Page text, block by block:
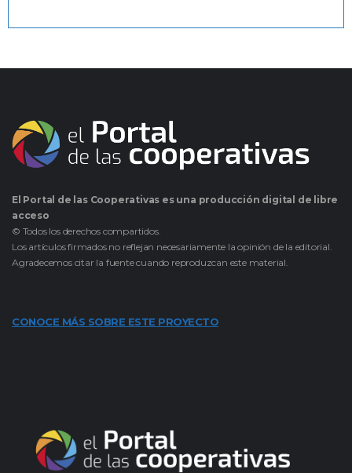
El Portal de las Cooperativas es una producción digital de libre
acceso
© Todos los derechos compartidos.
Los artículos firmados no reflejan necesariamente la opinión de la editorial.
Agradecemos citar la fuente cuando reproduzcan este material.
CONOCE MÁS SOBRE ESTE PROYECTO